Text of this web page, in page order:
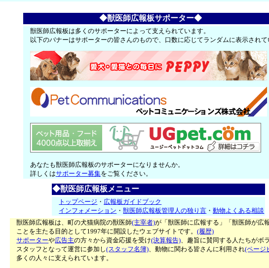
◆獣医師広報板サポーター◆
獣医師広報板は多くのサポーターによって支えられています。
以下のバナーはサポーターの皆さんのもので、口数に応じてランダムに表示され
あなたも獣医師広報板のサポーターになりませんか。
詳しくはサポーター募集をご覧ください。
◆獣医師広報板メニュー
トップページ ・ 広報板ガイドブック
インフォメーション ・獣医師広報板管理人の独り言 ・動物よくある相談
獣医師広報板は、町の犬猫病院の獣医師(主宰者)が「獣医師に広報する」「獣医師が広
ことを主たる目的として1997年に開設したウェブサイトです。(履歴)
サポーターや広告主の方々から資金応援を受け(決算報告)、趣旨に賛同する人たちがボ
スタッフとなって運営に参加し(スタッフ名簿)、動物に関わる皆さんに利用され(ページ
多くの人々に支えられています。